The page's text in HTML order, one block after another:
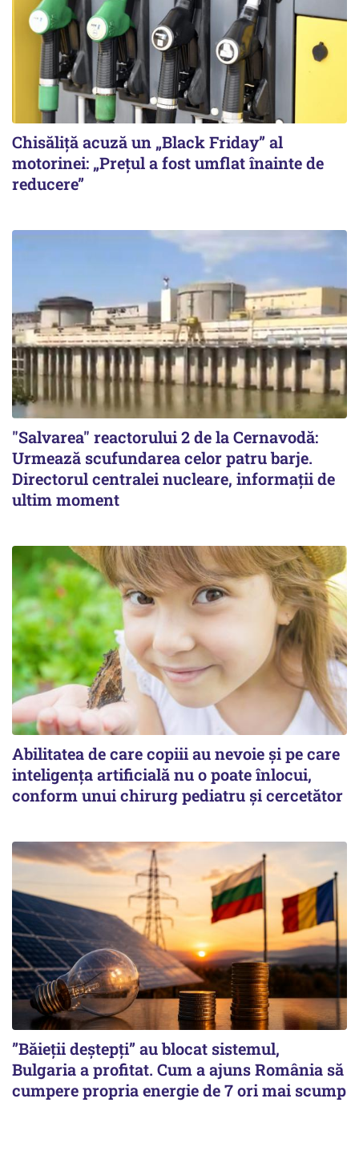
Chisăliță acuză un „Black Friday” al
motorinei: „Prețul a fost umflat înainte de
reducere”
"Salvarea" reactorului 2 de la Cernavodă:
Urmează scufundarea celor patru barje.
Directorul centralei nucleare, informații de
ultim moment
Abilitatea de care copiii au nevoie și pe care
inteligența artificială nu o poate înlocui,
conform unui chirurg pediatru și cercetător
”Băieții deștepți” au blocat sistemul,
Bulgaria a profitat. Cum a ajuns România să
cumpere propria energie de 7 ori mai scump